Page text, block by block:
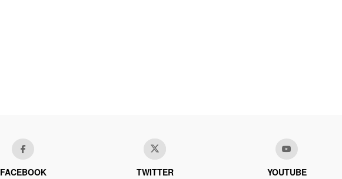
FACEBOOK TWITTER YOUTUBE